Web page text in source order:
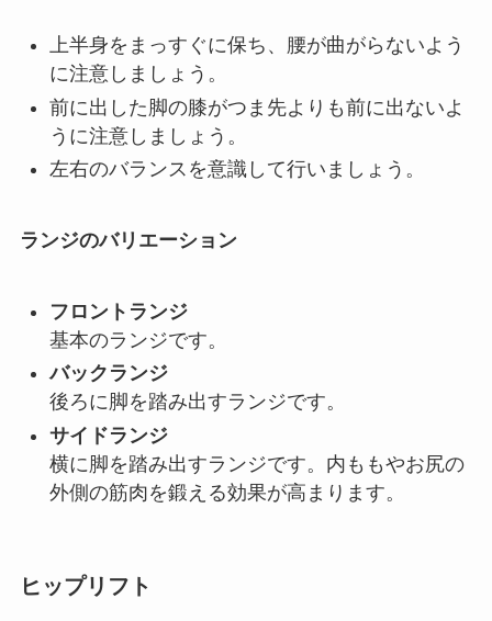
上半身をまっすぐに保ち、腰が曲がらないよう
に注意しましょう。
前に出した脚の膝がつま先よりも前に出ないよ
うに注意しましょう。
左右のバランスを意識して行いましょう。
ランジのバリエーション
フロントランジ
基本のランジです。
バックランジ
後ろに脚を踏み出すランジです。
サイドランジ
横に脚を踏み出すランジです。内ももやお尻の
外側の筋肉を鍛える効果が高まります。
ヒップリフト